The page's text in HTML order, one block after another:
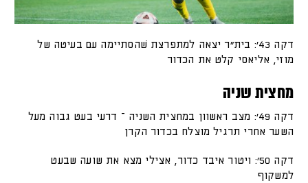
דקה 43׳: בית"ר יצאה למתפרצת שׁהסתיימה עם בעיטה של
מוזי, אליאסי קלט את הכדור
מחצית שניה
דקה 49׳: מצב ראשוון במחצית השניה – דרעי בעט גבוה מעל
השער אחרי תרגיל מוצלח בכדור הקרן
דקה 50׳: ויטור איבד כדור, אצילי מצא את שועה שבעט
למשקוף